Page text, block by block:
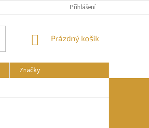
KDE NÁS NAJDETE
Přihlášení
NÁKUPNÍ
Prázdný košík
Značky